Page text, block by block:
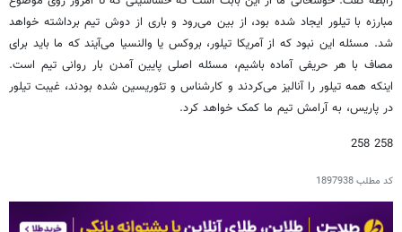
مبارزه با تیلور ایجاد شده بود، از بین می‌رود و باری از دوش تیم برداشته خواهد
شد. مسئله این نبود که از آمریکا تیلور، بروکس یا والنسیا می‌آیند که ما باید برای
مصاف با هر حریفی آماده باشیم، مسئله اصلی پایین آمدن بار روانی تیم است.
اینکه همه تیلور را آنالیز می‌کردند و کارشناس و تئوریسین شده بودند، غیبت تیلور
در پاریس، به آرامش تیم ما کمک خواهد کرد.
258 258
کد مطلب1897938